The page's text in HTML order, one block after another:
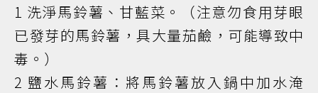
1 洗淨馬鈴薯、甘藍菜。（注意勿食用芽眼
已發芽的馬鈴薯，具大量茄鹼，可能導致中
毒。）
2 鹽水馬鈴薯：將馬鈴薯放入鍋中加水淹